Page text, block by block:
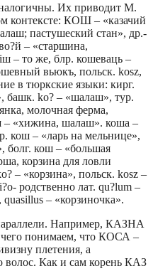
Их приводит М.
контексте: КОШ – «казачий
пастушеский стан», др.-
– «старшина,
– то же, блр. кошеваць –
вьюкъ, польск. kosz,
в тюркские языки: кирг.
башк. kо? – «шалаш», тур.
молочная ферма,
– «хижина, шалаш». коша –
кош – «ларь на мельнице»,
болг. кош – «большая
корзина для ловли
– «корзина», польск. kosz –
родственно лат. qu?lum –
– «корзиночка».
Например, КАЗНА
понимаем, что КОСА –
плетения, а
волос. Как и сам корень КАЗ